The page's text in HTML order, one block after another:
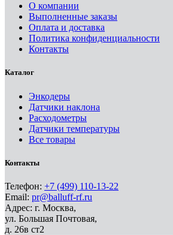
О компании
Выполненные заказы
Оплата и доставка
Политика конфиденциальности
Контакты
Каталог
Энкодеры
Датчики наклона
Расходометры
Датчики температуры
Все товары
Контакты
Телефон: +7 (499) 110-13-22
Email: pr@balluff-rf.ru
Адрес: г. Москва,
ул. Большая Почтовая,
д. 26в ст2